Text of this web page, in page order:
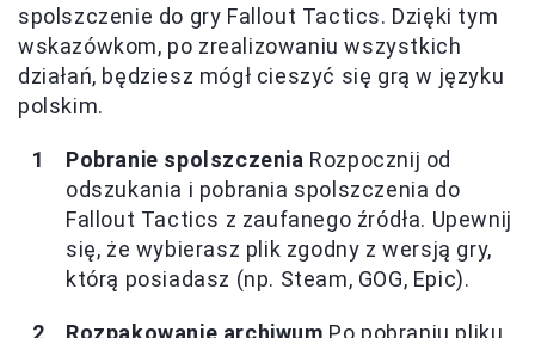
spolszczenie do gry Fallout Tactics. Dzięki tym
wskazówkom, po zrealizowaniu wszystkich
działań, będziesz mógł cieszyć się grą w języku
polskim.
Pobranie spolszczenia Rozpocznij od
odszukania i pobrania spolszczenia do
Fallout Tactics z zaufanego źródła. Upewnij
się, że wybierasz plik zgodny z wersją gry,
którą posiadasz (np. Steam, GOG, Epic).
Rozpakowanie archiwum Po pobraniu pliku,